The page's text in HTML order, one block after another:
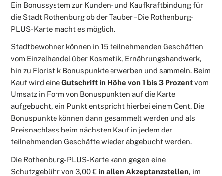
Ein Bonussystem zur Kunden- und Kaufkraftbindung für
die Stadt Rothenburg ob der Tauber – Die Rothenburg-
PLUS-Karte macht es möglich.
Stadtbewohner können in 15 teilnehmenden Geschäften
vom Einzelhandel über Kosmetik, Ernährungshandwerk,
hin zu Floristik Bonuspunkte erwerben und sammeln. Beim
Kauf wird eineGutschrift in Höhe von 1 bis 3 Prozentvom
Umsatz in Form von Bonuspunkten auf die Karte
aufgebucht, ein Punkt entspricht hierbei einem Cent. Die
Bonuspunkte können dann gesammelt werden und als
Preisnachlass beim nächsten Kauf in jedem der
teilnehmenden Geschäfte wieder abgebucht werden.
Die Rothenburg-PLUS-Karte kann gegen eine
Schutzgebühr von 3,00 € in allen Akzeptanzstellen, im